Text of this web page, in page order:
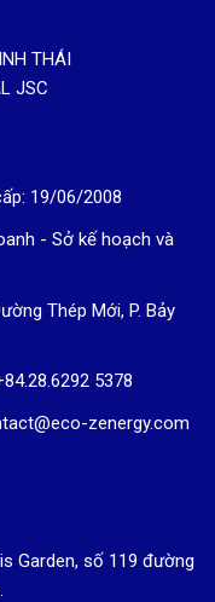
THÁI
JSC
19/06/2008
- Sở kế hoạch và
Thép Mới, P. Bảy
5378
zenergy.com
Garden, số 119 đường